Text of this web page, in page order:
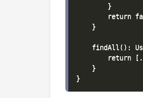
        }
return
    }
findAll():
return
    }